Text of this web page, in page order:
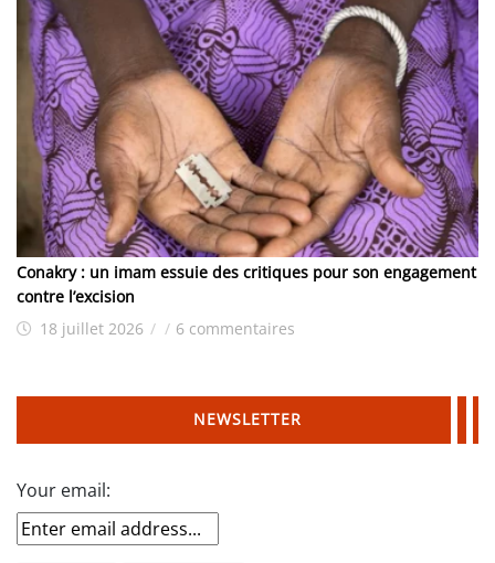
Conakry : un imam essuie des critiques pour son engagement
contre l’excision
18 juillet 2026 / / 6 commentaires
NEWSLETTER
Your email: